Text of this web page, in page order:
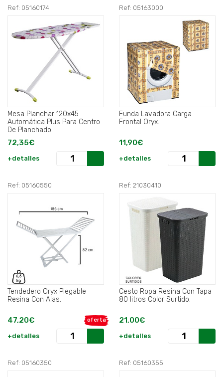
Ref: 05160174
Mesa Planchar 120x45
Automática Plus Para Centro
De Planchado.
72,35€
+detalles
Ref: 05163000
Funda Lavadora Carga
Frontal Oryx.
11,90€
+detalles
Ref: 05160550
Tendedero Oryx Plegable
Resina Con Alas.
oferta
47,20€
+detalles
Ref: 21030410
Cesto Ropa Resina Con Tapa
80 litros Color Surtido.
21,00€
+detalles
Ref: 05160350 Ref: 05160355